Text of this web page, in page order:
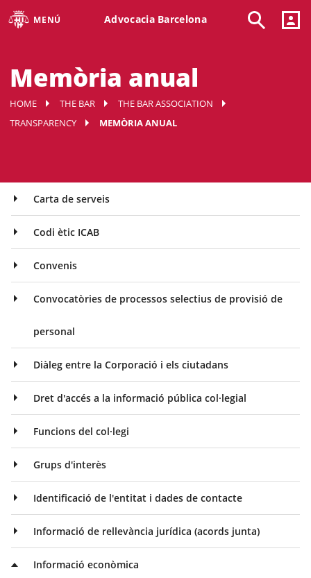
MENÚ Advocacia Barcelona
Memòria anual
HOME THE BAR
THE BAR ASSOCIATION
TRANSPARENCY
MEMÒRIA ANUAL
Carta de serveis
Codi ètic ICAB
Convenis
Convocatòries de processos selectius de provisió de
personal
Diàleg entre la Corporació i els ciutadans
Dret d'accés a la informació pública col·legial
Funcions del col·legi
Grups d'interès
Identificació de l'entitat i dades de contacte
Informació de rellevància jurídica (acords junta)
Informació econòmica